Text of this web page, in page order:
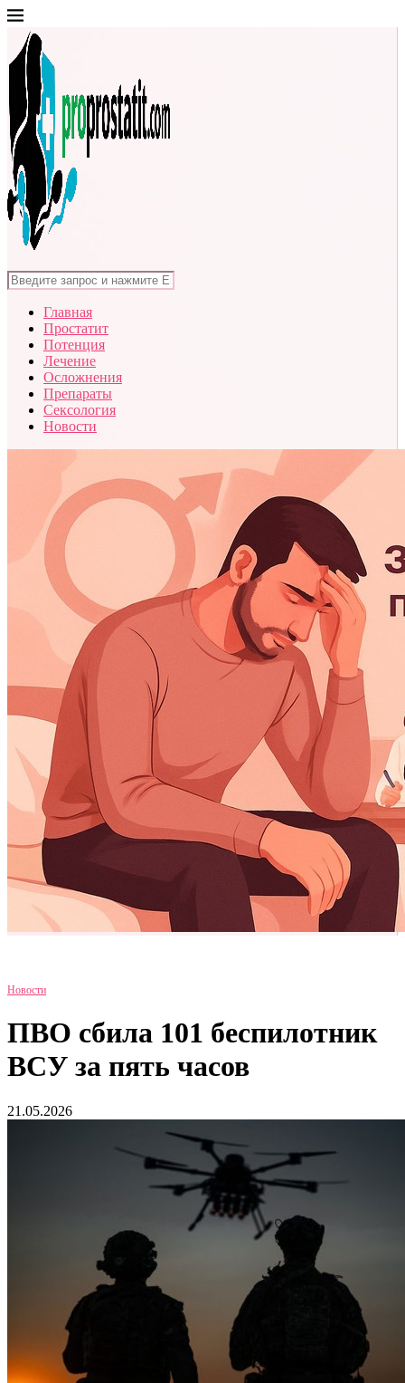
Главная
Простатит
Потенция
Лечение
Осложнения
Препараты
Сексология
Новости
Новости
ПВО сбила 101 беспилотник
ВСУ за пять часов
21.05.2026